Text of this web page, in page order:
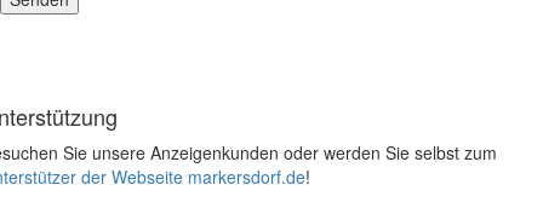
Sie unsere Anzeigenkunden oder werden Sie selbst zum
der Webseite markersdorf.de!